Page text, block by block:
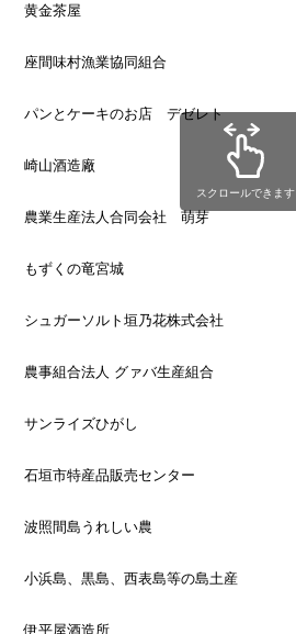
黄金茶屋
座間味村漁業協同組合
パンとケーキのお店 デゼレト
崎山酒造廠
農業生産法人合同会社 萌芽
もずくの竜宮城
シュガーソルト垣乃花株式会社
農事組合法人 グァバ生産組合
サンライズひがし
石垣市特産品販売センター
波照間島うれしい農
小浜島、黒島、西表島等の島土産
伊平屋酒造所
スクロールできます